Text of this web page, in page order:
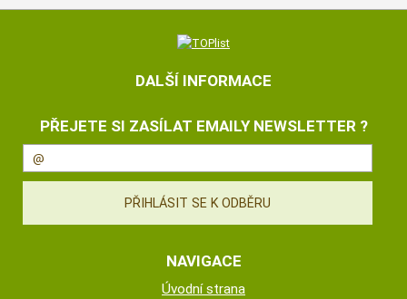
DALŠÍ INFORMACE
PŘEJETE SI ZASÍLAT EMAILY NEWSLETTER ?
NAVIGACE
Úvodní strana